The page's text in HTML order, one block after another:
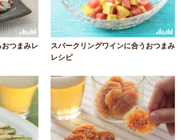
つまみレ
スパークリングワインに合うおつまみ
レシピ